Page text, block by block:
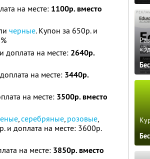
на месте: 1100р. вместо
черные. Купон за 650р. и
доплата на месте: 2640р.
на месте: 3440р.
на месте: 3500р. вместо
,серебряные, розовые,
и доплата на месте: 3600р.
на месте: 3850р. вместо